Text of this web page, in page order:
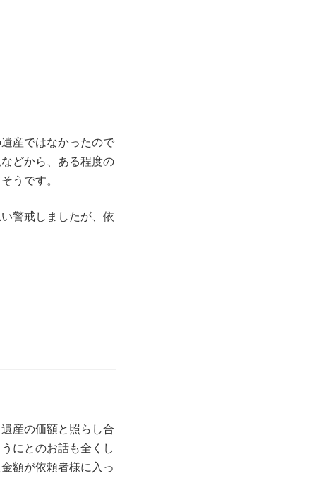
産ではなかったので
どから、ある程度の
うです。
警戒しましたが、依
産の価額と照らし合
にとのお話も全くし
額が依頼者様に入っ